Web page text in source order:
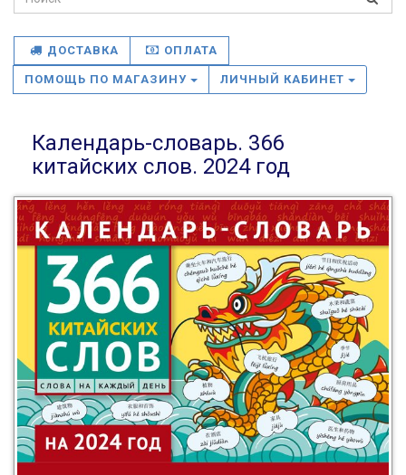
ДОСТАВКА ОПЛАТА
ПОМОЩЬ ПО МАГАЗИНУ ЛИЧНЫЙ КАБИНЕТ
Календарь-словарь. 366
китайских слов. 2024 год